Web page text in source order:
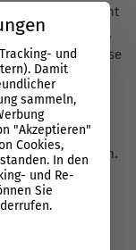
besteht
zu bieten,
beispielsweise
zu
für
werden.
Unterseiten ist
vorteilhaft. Dies
werden,
und
Damit
sammeln,
"Akzeptieren"
Cookies,
In den
und Re-
Sie
für die eine